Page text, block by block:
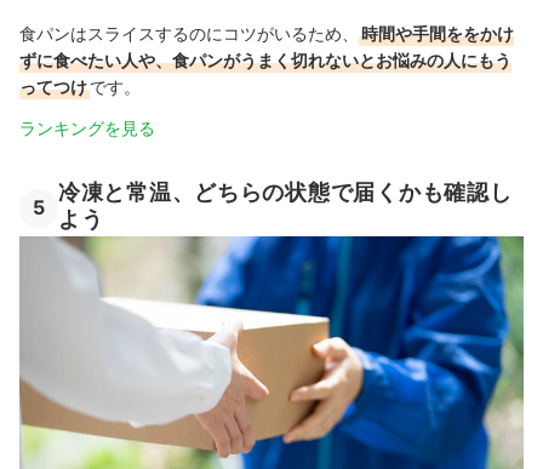
食パンはスライスするのにコツがいるため、
時間や手間ををかけ
ずに食べたい人や、食パンがうまく切れないとお悩みの人にもう
ってつけです。
ランキングを見る
5
冷凍と常温、どちらの状態で届くかも確認し
よう